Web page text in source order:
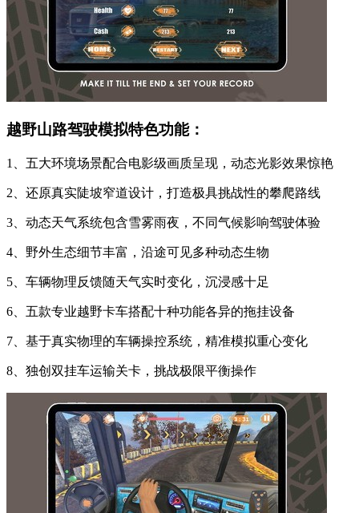
越野山路驾驶模拟特色功能：
1、五大环境场景配合电影级画质呈现，动态光影效果惊艳
2、还原真实陡坡窄道设计，打造极具挑战性的攀爬路线
3、动态天气系统包含雪雾雨夜，不同气候影响驾驶体验
4、野外生态细节丰富，沿途可见多种动态生物
5、车辆物理反馈随天气实时变化，沉浸感十足
6、五款专业越野卡车搭配十种功能各异的拖挂设备
7、基于真实物理的车辆操控系统，精准模拟重心变化
8、独创双挂车运输关卡，挑战极限平衡操作